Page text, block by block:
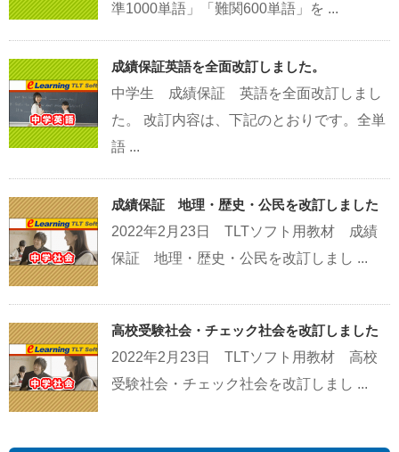
準1000単語」「難関600単語」を ...
成績保証英語を全面改訂しました。
中学生 成績保証 英語を全面改訂しまし
た。 改訂内容は、下記のとおりです。全単
語 ...
成績保証 地理・歴史・公民を改訂しました
2022年2月23日 TLTソフト用教材 成績
保証 地理・歴史・公民を改訂しまし ...
高校受験社会・チェック社会を改訂しました
2022年2月23日 TLTソフト用教材 高校
受験社会・チェック社会を改訂しまし ...